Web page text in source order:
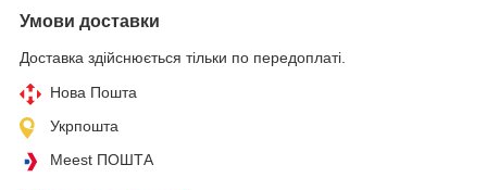
Умови доставки
Доставка здійснюється тільки по передоплаті.
Нова Пошта
Укрпошта
Meest ПОШТА